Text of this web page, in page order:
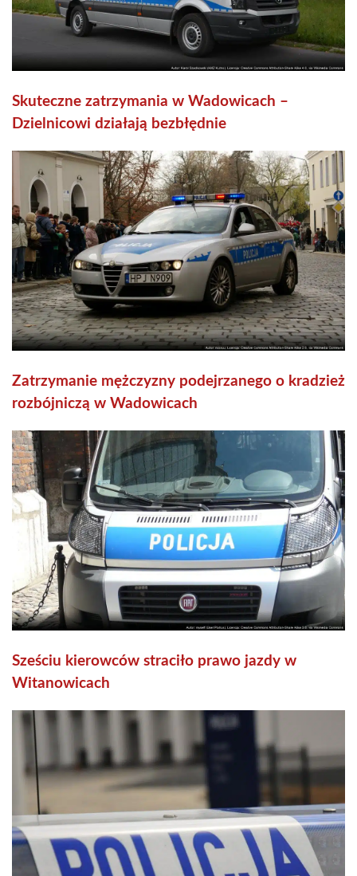
Skuteczne zatrzymania w Wadowicach –
Dzielnicowi działają bezbłędnie
Zatrzymanie mężczyzny podejrzanego o kradzież
rozbójniczą w Wadowicach
Sześciu kierowców straciło prawo jazdy w
Witanowicach